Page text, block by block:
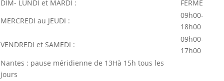
DIM- LUNDI et MARDI :
FERMÉ
MERCREDI au JEUDI :
09h00-
18h00
VENDREDI et SAMEDI :
09h00-
17h00
Nantes : pause méridienne de 13Hà 15h tous les
jours